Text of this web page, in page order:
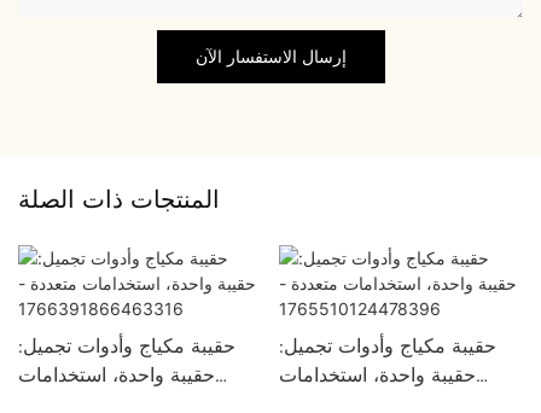
إرسال الاستفسار الآن
المنتجات ذات الصلة
حقيبة مكياج وأدوات تجميل:
حقيبة واحدة، استخدامات
حقيبة مكياج وأدوات تجميل:
حقيبة واحدة، استخدامات